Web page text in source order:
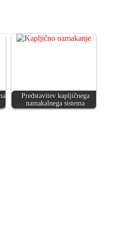
Predstavitev kapljičnega
namakalnega sistema